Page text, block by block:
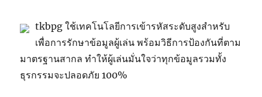
tkbpg ใช้เทคโนโลยีการเข้ารหัสระดับสูงสำหรับ
เพื่อการรักษาข้อมูลผู้เล่น พร้อมวิธีการป้องกันที่ตาม
มาตรฐานสากล ทำให้ผู้เล่นมั่นใจว่าทุกข้อมูลรวมทั้ง
ธุรกรรมจะปลอดภัย 100%